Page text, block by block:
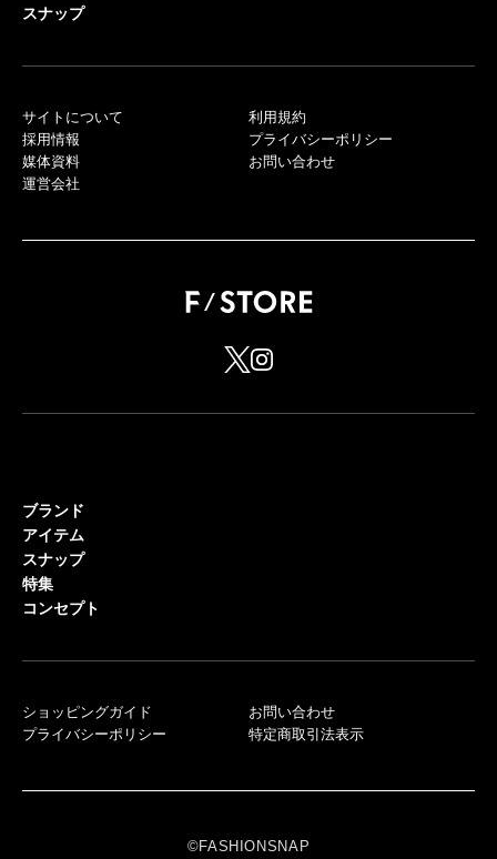
スナップ
サイトについて
採用情報
媒体資料
運営会社
利用規約
プライバシーポリシー
お問い合わせ
ブランド
アイテム
スナップ
特集
コンセプト
ショッピングガイド
プライバシーポリシー
お問い合わせ
特定商取引法表示
©FASHIONSNAP